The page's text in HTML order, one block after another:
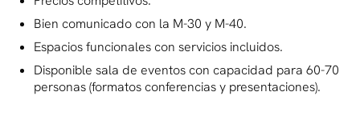
Bien comunicado con la M-30 y M-40.
Espacios funcionales con servicios incluidos.
Disponible sala de eventos con capacidad para 60-70
personas (formatos conferencias y presentaciones).